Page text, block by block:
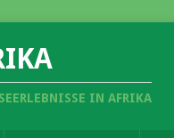
IN AFRIKA